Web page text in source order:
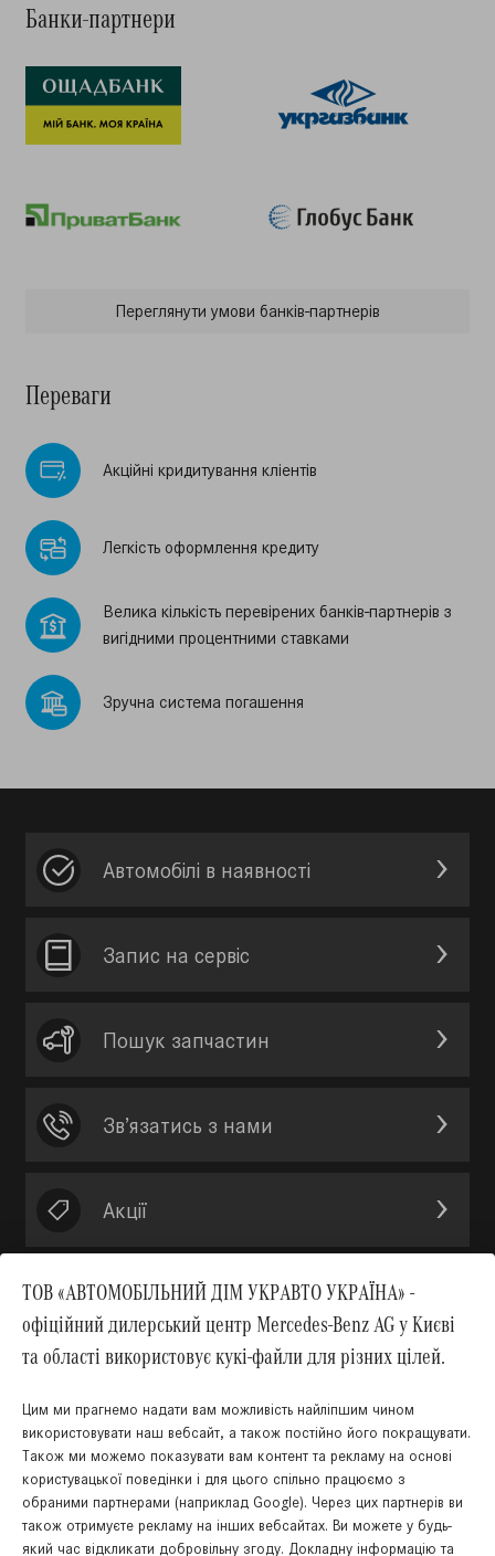
Банки-партнери
Переглянути умови банкiв-партнерiв
Переваги
Акцiйнi кридитування клiентiв
Легкiсть оформлення кредиту
Велика кiлькiсть перевiрених банкiв-партнерiв з
вигiдними процентними ставками
Зручна система погашення
ТОВ «АВТОМОБІЛЬНИЙ ДІМ УКРАВТО УКРАЇНА» -
офіційний дилерський центр Mercedes-Benz AG у Києві
та області використовує кукі-файли для різних цілей.
Цим ми прагнемо надати вам можливість найліпшим чином
використовувати наш вебсайт, а також постійно його покращувати.
Також ми можемо показувати вам контент та рекламу на основі
користувацької поведінки і для цього спільно працюємо з
обраними партнерами (наприклад Google). Через цих партнерів ви
також отримуєте рекламу на інших вебсайтах. Ви можете у будь-
який час відкликати добровільну згоду. Докладну інформацію та
Автомобілі в наявності
Запис на сервic
Пошук запчастин
Зв’язатись з нами
Акції
Вгору